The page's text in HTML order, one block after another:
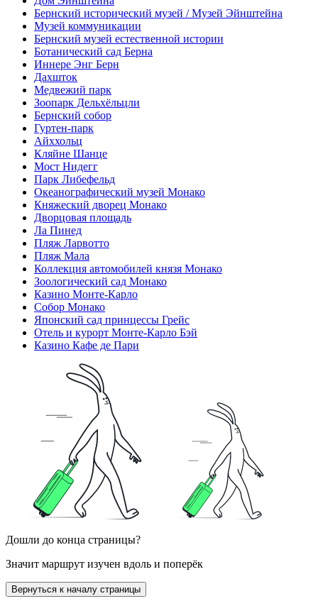
Бернский исторический музей / Музей Эйнштейна
Музей коммуникации
Бернский музей естественной истории
Ботанический сад Берна
Иннере Энг Берн
Дахшток
Медвежий парк
Зоопарк Дельхёльцли
Бернский собор
Гуртен-парк
Айххольц
Кляйне Шанце
Мост Нидегг
Парк Либефельд
Океанографический музей Монако
Княжеский дворец Монако
Дворцовая площадь
Ла Пинед
Пляж Ларвотто
Пляж Мала
Коллекция автомобилей князя Монако
Зоологический сад Монако
Казино Монте-Карло
Собор Монако
Японский сад принцессы Грейс
Отель и курорт Монте-Карло Бэй
Казино Кафе де Пари
Дошли до конца страницы?
Значит маршрут изучен вдоль и поперёк
Вернуться к началу страницы